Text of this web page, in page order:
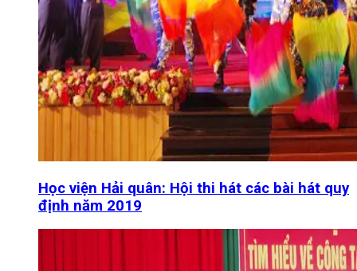
Học viện Hải quân: Hội thi hát các bài hát quy
định năm 2019